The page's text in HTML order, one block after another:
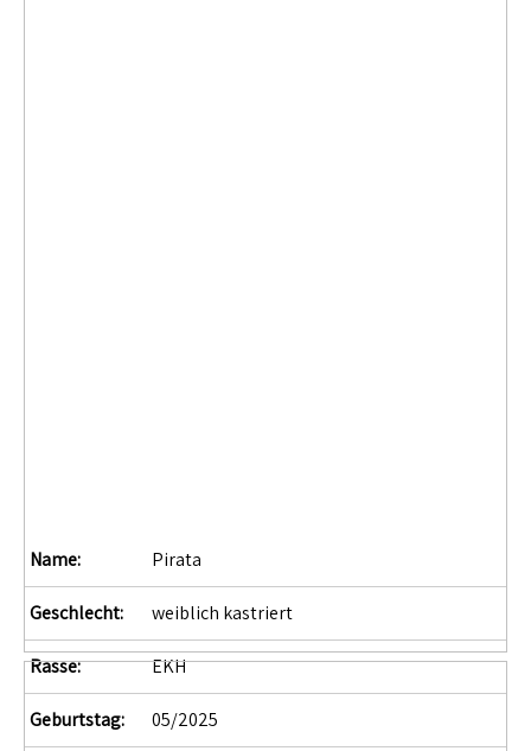
Name: Pirata
Geschlecht: weiblich kastriert
Rasse: EKH
Geburtstag: 05/2025